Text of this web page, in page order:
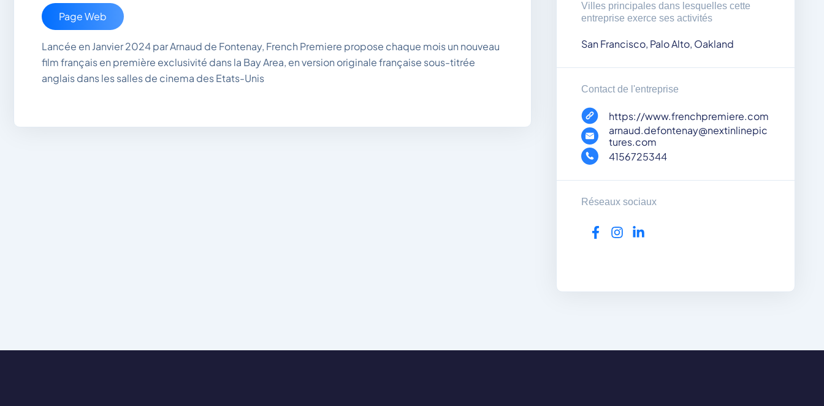
Page Web
Lancée en Janvier 2024 par Arnaud de Fontenay, French Premiere propose chaque mois un nouveau
film français en première exclusivité dans la Bay Area, en version originale française sous-titrée
anglais dans les salles de cinema des Etats-Unis
Villes principales dans lesquelles cette
entreprise exerce ses activités
San Francisco, Palo Alto, Oakland
Contact de l'entreprise
https://www.frenchpremiere.com
arnaud.defontenay@nextinlinepic
tures.com
4156725344
Réseaux sociaux